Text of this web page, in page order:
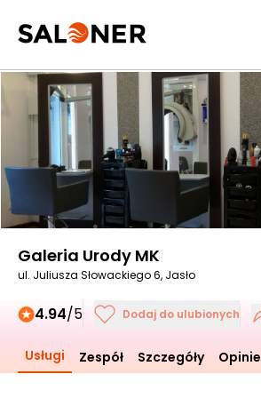
Galeria Urody MK
ul. Juliusza Słowackiego 6, Jasło
4.94/5 Dodaj do ulubionych
Usługi Zespół Szczegóły Opinie